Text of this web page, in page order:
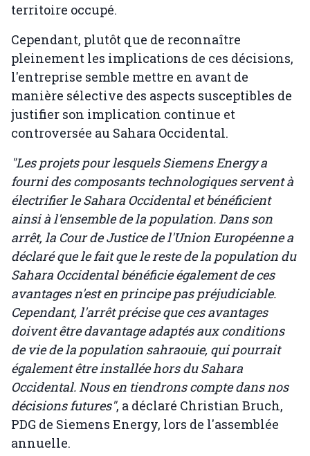
territoire occupé.
Cependant, plutôt que de reconnaître
pleinement les implications de ces décisions,
l'entreprise semble mettre en avant de
manière sélective des aspects susceptibles de
justifier son implication continue et
controversée au Sahara Occidental.
"Les projets pour lesquels Siemens Energy a
fourni des composants technologiques servent à
électrifier le Sahara Occidental et bénéficient
ainsi à l'ensemble de la population. Dans son
arrêt, la Cour de Justice de l'Union Européenne a
déclaré que le fait que le reste de la population du
Sahara Occidental bénéficie également de ces
avantages n'est en principe pas préjudiciable.
Cependant, l'arrêt précise que ces avantages
doivent être davantage adaptés aux conditions
de vie de la population sahraouie, qui pourrait
également être installée hors du Sahara
Occidental. Nous en tiendrons compte dans nos
décisions futures", a déclaré Christian Bruch,
PDG de Siemens Energy, lors de l'assemblée
annuelle.